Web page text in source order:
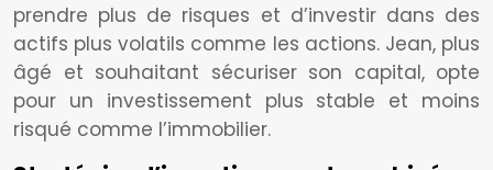
prendre plus de risques et d’investir dans des
actifs plus volatils comme les actions. Jean, plus
âgé et souhaitant sécuriser son capital, opte
pour un investissement plus stable et moins
risqué comme l’immobilier.